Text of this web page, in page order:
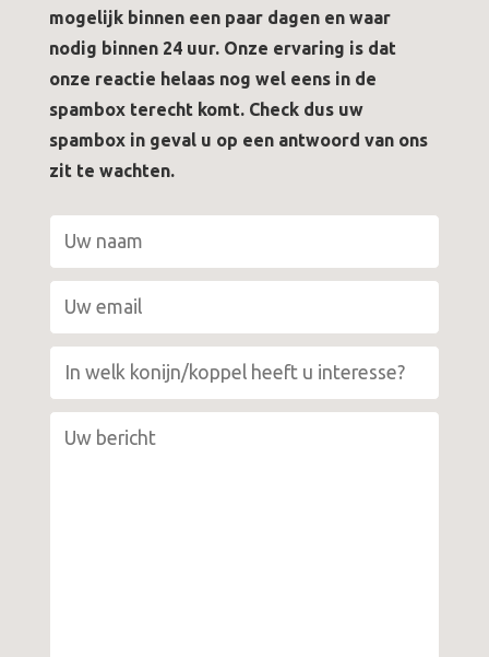
mogelijk binnen een paar dagen en waar
nodig binnen 24 uur. Onze ervaring is dat
onze reactie helaas nog wel eens in de
spambox terecht komt. Check dus uw
spambox in geval u op een antwoord van ons
zit te wachten.